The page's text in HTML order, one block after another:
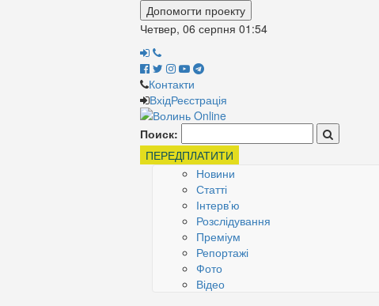
Допомогти проекту
Четвер, 06 серпня 01:54
Контакти
ВхідРеєстрація
Поиск:
ПЕРЕДПЛАТИТИ
Новини
Статті
Інтерв’ю
Розслідування
Преміум
Репортажі
Фото
Відео